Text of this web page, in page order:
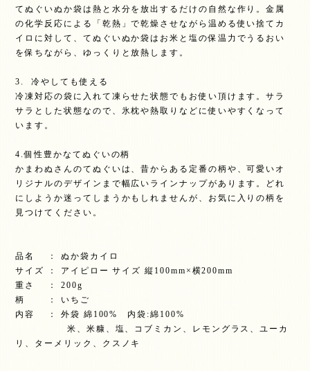
てぬぐいぬか袋は熱と水分を放出するだけの自然な作り。金属
の化学反応による「乾熱」で乾燥させながら温める使い捨てカ
イロに対して、てぬぐいぬか袋はお米と塩の保温力でうるおい
を保ちながら、ゆっくりと放熱します。
3. 冷やしても使える
冷凍対応の袋に入れて凍らせた状態でもお使い頂けます。サラ
サラとした状態なので、氷枕や熱取りなどに使いやすくなって
います。
4.個性豊かなてぬぐいの柄
かまわぬさんのてぬぐいは、昔からある定番の柄や、可愛いオ
リジナルのデザインまで幅広いラインナップがあります。どれ
にしようか迷ってしまうかもしれませんが、お気に入りの柄を
見つけてください。
品名 ： ぬか袋カイロ
サイズ ： アイピロー サイズ 縦100mm×横200mm
重さ ： 200g
柄 ： いちご
内容 ： 外袋 綿100% 内袋:綿100%
米、米糠、塩、コブミカン、レモングラス、ユーカ
リ、ターメリック、クスノキ